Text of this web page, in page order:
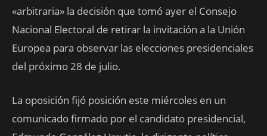
«arbitraria» la decisión que tomó ayer el Consejo
Nacional Electoral de retirar la invitación a la Unión
Europea para observar las elecciones presidenciales
del próximo 28 de julio.
La oposición fijó posición este miércoles en un
comunicado firmado por el candidato presidencial,